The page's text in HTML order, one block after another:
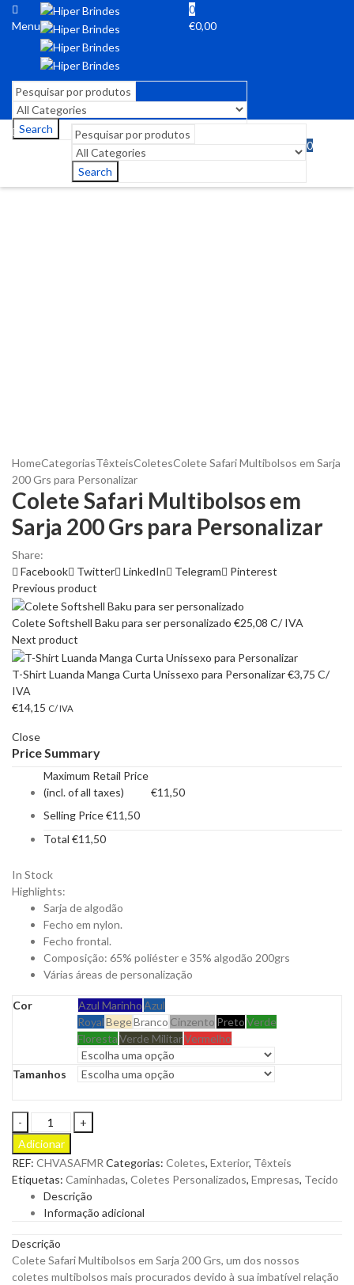
Menu
0
€0,00
Search
Search
0
HomeCategoriasTêxteisColetesColete Safari Multibolsos em Sarja
200 Grs para Personalizar
Colete Safari Multibolsos em
Sarja 200 Grs para Personalizar
Share:
Facebook
Twitter LinkedIn Telegram
Pinterest
Previous product
Colete Softshell Baku para ser personalizado €25,08 C/ IVA
Next product
T-Shirt Luanda Manga Curta Unissexo para Personalizar€3,75 C/
IVA
€14,15 C/ IVA
Close
Price Summary
Maximum Retail Price
(incl. of all taxes)
€11,50
Selling Price€11,50
Total €11,50
In Stock
Highlights:
Sarja de algodão
Fecho em nylon.
Fecho frontal.
Composição: 65% poliéster e 35% algodão 200grs
Várias áreas de personalização
Cor Azul MarinhoAzul
RoyalBegeBranco Cinzento PretoVerde
FlorestaVerde MilitarVermelho
Tamanhos
Colete
Safari
Multibolsos
em
Sarja
200
Grs
Personalizar
quantity
Adicionar
REF: CHVASAFMR Categorias: Coletes, Exterior, Têxteis
Etiquetas: Caminhadas, Coletes Personalizados, Empresas, Tecido
Descrição
Informação adicional
Descrição
Colete Safari Multibolsos em Sarja 200 Grs, um dos nossos
coletes multibolsos mais procurados devido à sua imbatível relação